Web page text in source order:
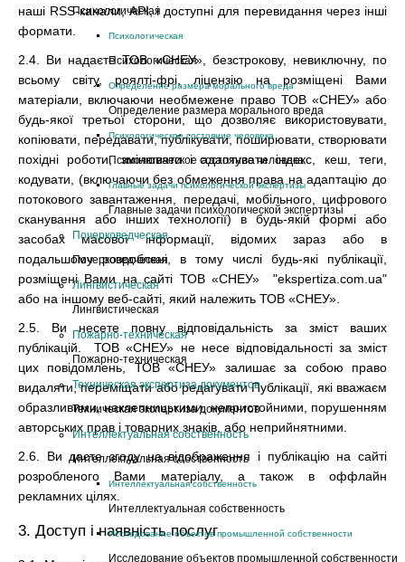
Психологическая
Психологическая
Психологическая
Определение размера морального вреда
Определение размера морального вреда
Психологическое состояние человека
Психологическое состояние человека
Главные задачи психологической экспертизы
Главные задачи психологической экспертизы
Почерковедческая
Почерковедческая
Лингвистическая
Лингвистическая
Пожарно-техническая
Пожарно-техническая
Техническая экспертиза документов
Техническая экспертиза документов
Интеллектуальная собственность
Интеллектуальная собственность
Интеллектуальная собственность
Интеллектуальная собственность
Исследование объектов промышленной собственности
Исследование объектов промышленной собственности
наші RSS-канали, API, і доступні для перевидання через інші
формати.
2.4. Ви надаєте ТОВ «СНЕУ», безстрокову, невиключну, по
всьому світу, роялті-фрі, ліцензію на розміщені Вами
матеріали, включаючи необмежене право ТОВ «СНЕУ» або
будь-якої третьої сторони, що дозволяє використовувати,
копіювати, передавати, публікувати, поширювати, створювати
похідні роботи, змінювати і адаптувати індекс, кеш, теги,
кодувати, (включаючи без обмеження права на адаптацію до
потокового завантаження, передачі, мобільного, цифрового
сканування або інших технології) в будь-якій формі або
засобах масової інформації, відомих зараз або в
подальшому розроблені, в тому числі будь-які публікації,
розміщені Вами на сайті ТОВ «СНЕУ» "ekspertiza.com.ua"
або на іншому веб-сайті, який належить ТОВ «СНЕУ».
2.5. Ви несете повну відповідальність за зміст ваших
публікацій. ТОВ «СНЕУ» не несе відповідальності за зміст
цих повідомлень, ТОВ «СНЕУ» залишає за собою право
видаляти, переміщати або редагувати Публікації, які вважаєм
образливими, наклепницькими, непристойними, порушенням
авторських прав і товарних знаків, або неприйнятними.
2.6. Ви даєте згоду на відображення і публікацію на сайті
розробленого Вами матеріалу, а також в оффлайн
рекламних цілях.
3. Доступ і наявність послуг